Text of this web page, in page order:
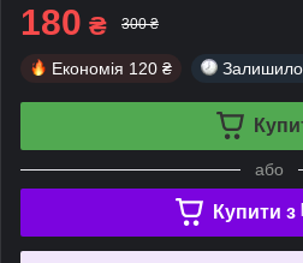
180 ₴ 300 ₴
Економія 120 ₴
або
Купити з